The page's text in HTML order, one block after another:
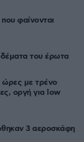
φαίνονται
του έρωτα
ώρες με τρένο
οργή για low
3 αεροσκάφη